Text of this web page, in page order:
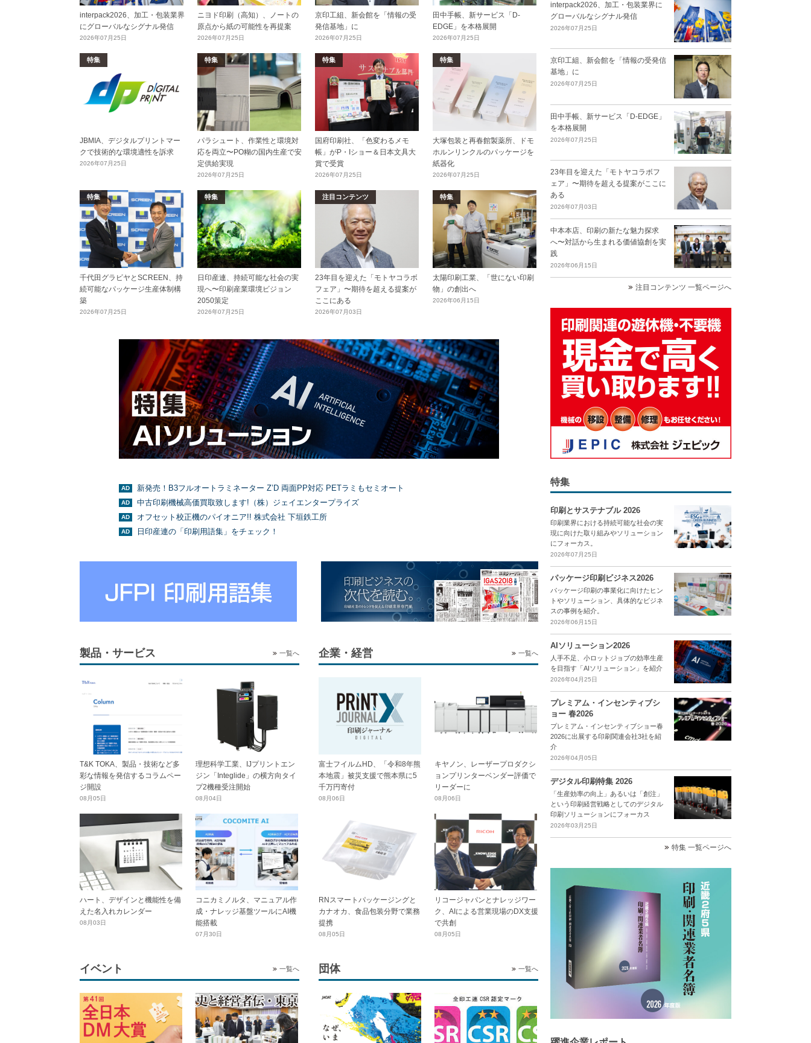
interpack2026、加工・包装業界
にグローバルなシグナル発信
2026年07月25日
ニヨド印刷（高知）、ノートの
原点から紙の可能性を再提案
2026年07月25日
京印工組、新会館を「情報の受
発信基地」に
2026年07月25日
田中手帳、新サービス「D-
EDGE」を本格展開
2026年07月25日
特集
JBMIA、デジタルプリントマー
クで技術的な環境適性を訴求
2026年07月25日
特集
パラシュート、作業性と環境対
応を両立〜PO糊の国内生産で安
定供給実現
2026年07月25日
特集
国府印刷社、「色変わるメモ
帳」がP・Iショー＆日本文具大
賞で受賞
2026年07月25日
特集
大塚包装と再春館製薬所、ドモ
ホルンリンクルのパッケージを
紙器化
2026年07月25日
特集
千代田グラビヤとSCREEN、持
続可能なパッケージ生産体制構
築
2026年07月25日
特集
日印産連、持続可能な社会の実
現へ〜印刷産業環境ビジョン
2050策定
2026年07月25日
注目コンテンツ
23年目を迎えた「モトヤコラボ
フェア」〜期待を超える提案が
ここにある
2026年07月03日
特集
太陽印刷工業、「世にない印刷
物」の創出へ
2026年06月15日
新発売！B3フルオートラミネーター Z’D 両面PP対応 PETラミもセミオート
中古印刷機械高価買取致します!（株）ジェイエンタープライズ
オフセット校正機のパイオニア!! 株式会社 下垣鉄工所
日印産連の「印刷用語集」をチェック！
製品・サービス 一覧へ
T&K TOKA、製品・技術など多
彩な情報を発信するコラムペー
ジ開設
08月05日
理想科学工業、IJプリントエン
ジン「Integlide」の横方向タイ
プ2機種受注開始
08月04日
ハート、デザインと機能性を備
えた名入れカレンダー
08月03日
コニカミノルタ、マニュアル作
成・ナレッジ基盤ツールにAI機
能搭載
07月30日
企業・経営 一覧へ
富士フイルムHD、「令和8年熊
本地震」被災支援で熊本県に5
千万円寄付
08月06日
キヤノン、レーザープロダクシ
ョンプリンターベンダー評価で
リーダーに
08月06日
RNスマートパッケージングと
カナオカ、食品包装分野で業務
提携
08月05日
リコージャパンとナレッジワー
ク、AIによる営業現場のDX支援
で共創
08月05日
イベント 一覧へ 団体 一覧へ
interpack2026、加工・包装業界に
グローバルなシグナル発信
2026年07月25日
京印工組、新会館を「情報の受発信
基地」に
2026年07月25日
田中手帳、新サービス「D-EDGE」
を本格展開
2026年07月25日
23年目を迎えた「モトヤコラボフ
ェア」〜期待を超える提案がここに
ある
2026年07月03日
中本本店、印刷の新たな魅力探求
へ〜対話から生まれる価値協創を実
践
2026年06月15日
注目コンテンツ 一覧ページへ
特集
印刷とサステナブル 2026
印刷業界における持続可能な社会の実
現に向けた取り組みやソリューション
にフォーカス。
2026年07月25日
パッケージ印刷ビジネス2026
パッケージ印刷の事業化に向けたヒン
トやソリューション、具体的なビジネ
スの事例を紹介。
2026年06月15日
AIソリューション2026
人手不足、小ロットジョブの効率生産
を目指す「AIソリューション」を紹介
2026年04月25日
プレミアム・インセンティブシ
ョー 春2026
プレミアム・インセンティブショー春
2026に出展する印刷関連会社3社を紹
介
2026年04月05日
デジタル印刷特集 2026
「生産効率の向上」あるいは「創注」
という印刷経営戦略としてのデジタル
印刷ソリューションにフォーカス
2026年03月25日
特集 一覧ページへ